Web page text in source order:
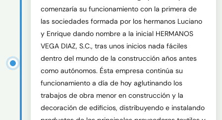
comenzaría su funcionamiento con la primera de
las sociedades formada por los hermanos Luciano
y Enrique dando nombre a la inicial HERMANOS
VEGA DIAZ, S.C., tras unos inicios nada fáciles
dentro del mundo de la construcción años antes
como autónomos. Ésta empresa continúa su
funcionamiento a día de hoy aglutinando los
trabajos de obra menor en construcción y la
decoración de edificios, distribuyendo e instalando